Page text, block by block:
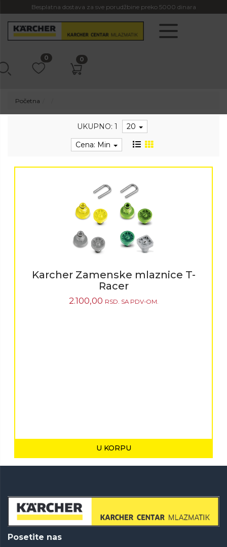
Besplatna dostava za sve porudžbine preko 5000 dinara
0 0
Početna
UKUPNO: 1
20
Cena: Min
Karcher Zamenske mlaznice T-
Racer
2.100,00 RSD. SA PDV-OM.
U KORPU
Posetite nas